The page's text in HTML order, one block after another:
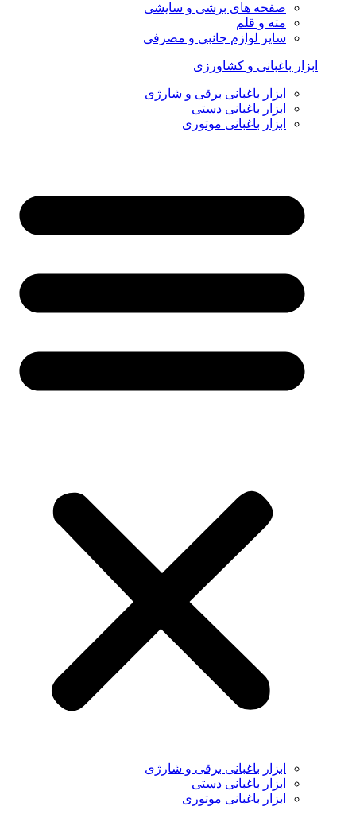
صفحه های برشی و سایشی
مته و قلم
سایر لوازم جانبی و مصرفی
ابزار باغبانی و کشاورزی
ابزار باغبانی برقی و شارژی
ابزار باغبانی دستی
ابزار باغبانی موتوری
ابزار باغبانی برقی و شارژی
ابزار باغبانی دستی
ابزار باغبانی موتوری